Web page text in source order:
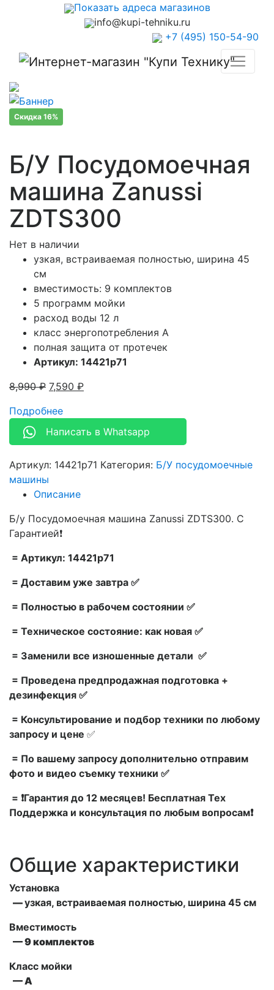
Показать адреса магазинов
info@kupi-tehniku.ru
+7 (495) 150-54-90
Скидка 16%
Б/У Посудомоечная
машина Zanussi
ZDTS300
Нет в наличии
узкая, встраиваемая полностью, ширина 45
см
вместимость: 9 комплектов
5 программ мойки
расход воды 12 л
класс энергопотребления A
полная защита от протечек
Артикул: 14421p71
8,990₽ 7,590 ₽
Подробнее
Написать в Whatsapp
Артикул: 14421p71 Категория: Б/У посудомоечные
машины
Описание
Б/у Посудомоечная машина Zanussi ZDTS300. С
Гарантией❗
= Артикул: 14421p71
= Доставим уже завтра ✅
= Полностью в рабочем состоянии ✅
= Техническое состояние: как новая ✅
= Заменили все изношенные детали ✅
= Проведена предпродажная подготовка +
дезинфекция ✅
= Консультирование и подбор техники по любому
запросу и цене ✅
= По вашему запросу дополнительно отправим
фото и видео съемку техники ✅
= ❗Гарантия до 12 месяцев! Бесплатная Тех
Поддержка и консультация по любым вопросам❗
Общие характеристики
Установка
—узкая, встраиваемая полностью, ширина 45 см
Вместимость
— 9 комплектов
Класс мойки
— А